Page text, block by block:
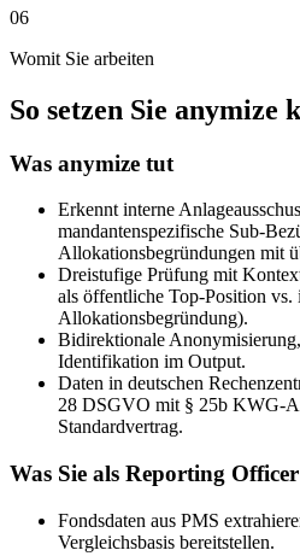
06
Womit Sie arbeiten
So setzen Sie anymize
Was anymize tut
Erkennt interne
mandantenspezifische Sub-
Allokationsbegründungen mit
Dreistufige Prüfung mit
als öffentliche Top-Position vs.
Allokationsbegründung).
Bidirektionale
Identifikation im Output.
Daten in deutschen
28 DSGVO mit § 25b KWG-
Standardvertrag.
Was Sie als Reporting
Fondsdaten aus PMS
Vergleichsbasis bereitstellen.